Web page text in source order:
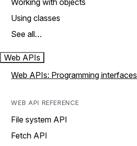
Working with objects
Using classes
See all…
Web APIs
Web APIs: Programming interfaces
WEB API REFERENCE
File system API
Fetch API